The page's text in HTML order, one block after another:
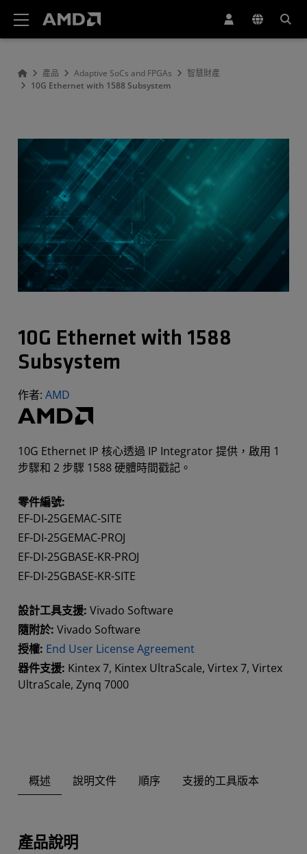
產品 Adaptive SoCs and FPGAs
智慧財產
10G Ethernet with 1588 Subsystem
10G Ethernet with 1588
Subsystem
作者: AMD
10G Ethernet IP 核心透過 IP Integrator 提供，啟用 1
步驟和 2 步驟 1588 硬體時間戳記。
零件編號:
EF-DI-25GEMAC-SITE
EF-DI-25GEMAC-PROJ
EF-DI-25GBASE-KR-PROJ
EF-DI-25GBASE-KR-SITE
設計工具支援: Vivado Software
隨附於: Vivado Software
授權: End User License Agreement
器件支援: Kintex 7, Kintex UltraScale, Virtex 7, Virtex
UltraScale, Zynq 7000
概述 說明文件 順序 支援的工具版本
產品說明